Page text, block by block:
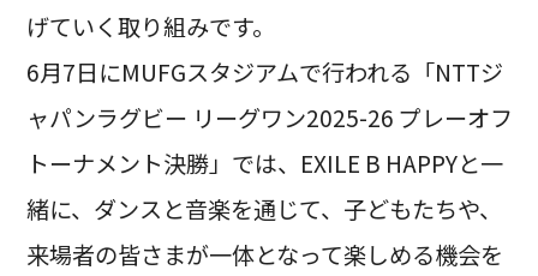
げていく取り組みです。
6月7日にMUFGスタジアムで行われる「NTTジ
ャパンラグビー リーグワン2025-26 プレーオフ
トーナメント決勝」では、EXILE B HAPPYと一
緒に、ダンスと音楽を通じて、子どもたちや、
来場者の皆さまが一体となって楽しめる機会を